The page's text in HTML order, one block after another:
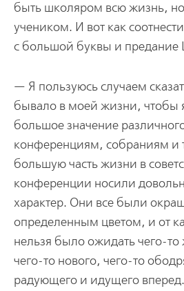
быть школяром всю жизнь,
учеником. И вот как
с большой буквы и
— Я пользуюсь случаем
бывало в моей жизни, чтобы
большое значение
конференциям, собраниям и
большую часть жизни в
конференции носили
характер. Они все были
определенным цветом, и от
нельзя было ожидать чего-то
чего-то нового, чего-то
радующего и идущего